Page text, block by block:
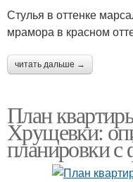
Стулья в оттенке
мрамора в красном
читать дальше →
План
Хрущевки:
планировки с